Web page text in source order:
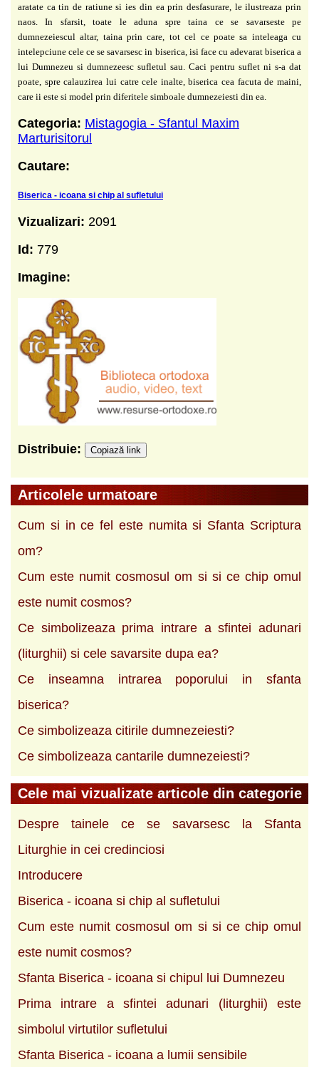
aratate ca tin de ratiune si ies din ea prin desfasurare, le ilustreaza prin
naos. In sfarsit, toate le aduna spre taina ce se savarseste pe
dumnezeiescul altar, taina prin care, tot cel ce poate sa inteleaga cu
intelepciune cele ce se savarsesc in biserica, isi face cu adevarat biserica a
lui Dumnezeu si dumnezeesc sufletul sau. Caci pentru suflet ni s-a dat
poate, spre calauzirea lui catre cele inalte, biserica cea facuta de maini,
care ii este si model prin diferitele simboale dumnezeiesti din ea.
Categoria: Mistagogia - Sfantul Maxim
Marturisitorul
Cautare:
Biserica - icoana si chip al sufletului
Vizualizari: 2091
Id: 779
Imagine:
Distribuie: Copiază link
Articolele urmatoare
Cum si in ce fel este numita si Sfanta Scriptura
om?
Cum este numit cosmosul om si si ce chip omul
este numit cosmos?
Ce simbolizeaza prima intrare a sfintei adunari
(liturghii) si cele savarsite dupa ea?
Ce inseamna intrarea poporului in sfanta
biserica?
Ce simbolizeaza citirile dumnezeiesti?
Ce simbolizeaza cantarile dumnezeiesti?
Cele mai vizualizate articole din categorie
Despre tainele ce se savarsesc la Sfanta
Liturghie in cei credinciosi
Introducere
Biserica - icoana si chip al sufletului
Cum este numit cosmosul om si si ce chip omul
este numit cosmos?
Sfanta Biserica - icoana si chipul lui Dumnezeu
Prima intrare a sfintei adunari (liturghii) este
simbolul virtutilor sufletului
Sfanta Biserica - icoana a lumii sensibile